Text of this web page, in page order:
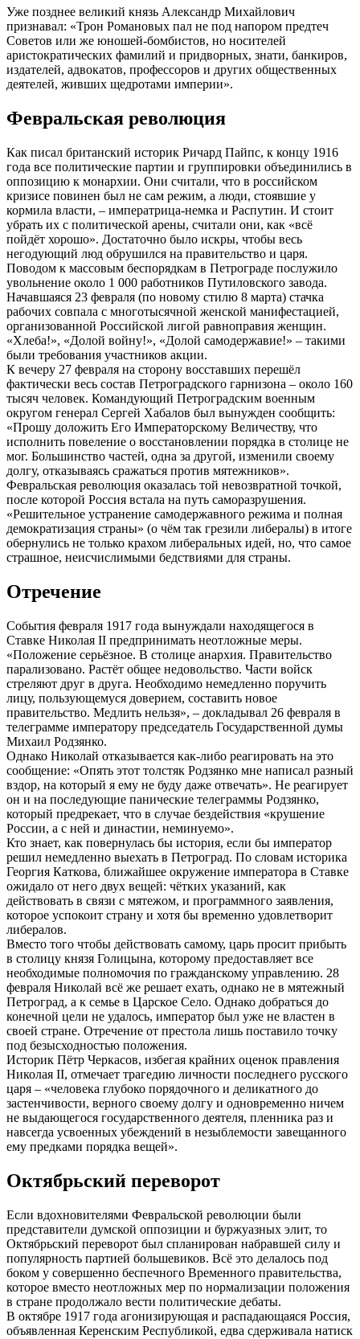
Уже позднее великий князь Александр Михайлович
признавал: «Трон Романовых пал не под напором предтеч
Советов или же юношей-бомбистов, но носителей
аристократических фамилий и придворных, знати, банкиров,
издателей, адвокатов, профессоров и других общественных
деятелей, живших щедротами империи».
Февральская революция
Как писал британский историк Ричард Пайпс, к концу 1916
года все политические партии и группировки объединились в
оппозицию к монархии. Они считали, что в российском
кризисе повинен был не сам режим, а люди, стоявшие у
кормила власти, – императрица-немка и Распутин. И стоит
убрать их с политической арены, считали они, как «всё
пойдёт хорошо». Достаточно было искры, чтобы весь
негодующий люд обрушился на правительство и царя.
Поводом к массовым беспорядкам в Петрограде послужило
увольнение около 1 000 работников Путиловского завода.
Начавшаяся 23 февраля (по новому стилю 8 марта) стачка
рабочих совпала с многотысячной женской манифестацией,
организованной Российской лигой равноправия женщин.
«Хлеба!», «Долой войну!», «Долой самодержавие!» – такими
были требования участников акции.
К вечеру 27 февраля на сторону восставших перешёл
фактически весь состав Петроградского гарнизона – около 160
тысяч человек. Командующий Петроградским военным
округом генерал Сергей Хабалов был вынужден сообщить:
«Прошу доложить Его Императорскому Величеству, что
исполнить повеление о восстановлении порядка в столице не
мог. Большинство частей, одна за другой, изменили своему
долгу, отказываясь сражаться против мятежников».
Февральская революция оказалась той невозвратной точкой,
после которой Россия встала на путь саморазрушения.
«Решительное устранение самодержавного режима и полная
демократизация страны» (о чём так грезили либералы) в итоге
обернулись не только крахом либеральных идей, но, что самое
страшное, неисчислимыми бедствиями для страны.
Отречение
События февраля 1917 года вынуждали находящегося в
Ставке Николая II предпринимать неотложные меры.
«Положение серьёзное. В столице анархия. Правительство
парализовано. Растёт общее недовольство. Части войск
стреляют друг в друга. Необходимо немедленно поручить
лицу, пользующемуся доверием, составить новое
правительство. Медлить нельзя», – докладывал 26 февраля в
телеграмме императору председатель Государственной думы
Михаил Родзянко.
Однако Николай отказывается как-либо реагировать на это
сообщение: «Опять этот толстяк Родзянко мне написал разный
вздор, на который я ему не буду даже отвечать». Не реагирует
он и на последующие панические телеграммы Родзянко,
который предрекает, что в случае бездействия «крушение
России, а с ней и династии, неминуемо».
Кто знает, как повернулась бы история, если бы император
решил немедленно выехать в Петроград. По словам историка
Георгия Каткова, ближайшее окружение императора в Ставке
ожидало от него двух вещей: чётких указаний, как
действовать в связи с мятежом, и программного заявления,
которое успокоит страну и хотя бы временно удовлетворит
либералов.
Вместо того чтобы действовать самому, царь просит прибыть
в столицу князя Голицына, которому предоставляет все
необходимые полномочия по гражданскому управлению. 28
февраля Николай всё же решает ехать, однако не в мятежный
Петроград, а к семье в Царское Село. Однако добраться до
конечной цели не удалось, император был уже не властен в
своей стране. Отречение от престола лишь поставило точку
под безысходностью положения.
Историк Пётр Черкасов, избегая крайних оценок правления
Николая II, отмечает трагедию личности последнего русского
царя – «человека глубоко порядочного и деликатного до
застенчивости, верного своему долгу и одновременно ничем
не выдающегося государственного деятеля, пленника раз и
навсегда усвоенных убеждений в незыблемости завещанного
ему предками порядка вещей».
Октябрьский переворот
Если вдохновителями Февральской революции были
представители думской оппозиции и буржуазных элит, то
Октябрьский переворот был спланирован набравшей силу и
популярность партией большевиков. Всё это делалось под
боком у совершенно беспечного Временного правительства,
которое вместо неотложных мер по нормализации положения
в стране продолжало вести политические дебаты.
В октябре 1917 года агонизирующая и распадающаяся Россия,
объявленная Керенским Республикой, едва сдерживала натиск